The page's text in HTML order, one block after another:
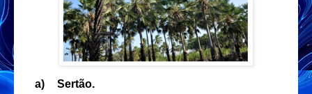
a) Sertão.